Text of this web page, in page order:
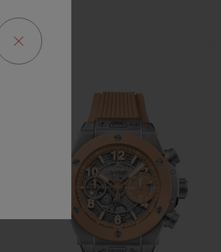
新作